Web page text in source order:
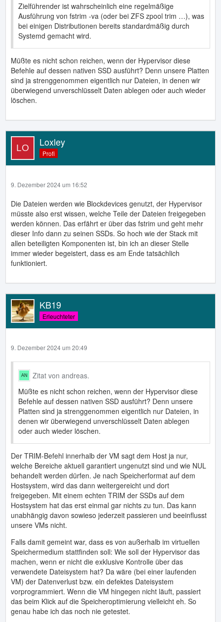
Zielführender ist wahrscheinlich eine regelmäßige
Ausführung von fstrim -va (oder bei ZFS zpool trim …), was
bei einigen Distributionen bereits standardmäßig durch
Systemd gemacht wird.
Müßte es nicht schon reichen, wenn der Hypervisor diese
Befehle auf dessen nativen SSD ausführt? Denn unsere Platten
sind ja strenggenommen eigentlich nur Dateien, in denen wir
überwiegend unverschlüsselt Daten ablegen oder auch wieder
löschen.
Loxley
Profi
9. Dezember 2024 um 16:52
Die Dateien werden wie Blockdevices genutzt, der Hypervisor
müsste also erst wissen, welche Teile der Dateien freigegeben
werden können. Das erfährt er über das fstrim und geht mehr
dieser Info dann zu seinen SSDs. So hoch wie der Stack mit
allen beteiligten Komponenten ist, bin ich an dieser Stelle
immer wieder begeistert, dass es am Ende tatsächlich
funktioniert.
KB19
Erleuchteter
9. Dezember 2024 um 20:49
Zitat von andreas.
Müßte es nicht schon reichen, wenn der Hypervisor diese
Befehle auf dessen nativen SSD ausführt? Denn unsere
Platten sind ja strenggenommen eigentlich nur Dateien, in
denen wir überwiegend unverschlüsselt Daten ablegen
oder auch wieder löschen.
Der TRIM-Befehl innerhalb der VM sagt dem Host ja nur,
welche Bereiche aktuell garantiert ungenutzt sind und wie NUL
behandelt werden dürfen. Je nach Speicherformat auf dem
Hostsystem, wird das dann weitergereicht und dort
freigegeben. Mit einem echten TRIM der SSDs auf dem
Hostsystem hat das erst einmal gar nichts zu tun. Das kann
unabhängig davon sowieso jederzeit passieren und beeinflusst
unsere VMs nicht.
Falls damit gemeint war, dass es von außerhalb im virtuellen
Speichermedium stattfinden soll: Wie soll der Hypervisor das
machen, wenn er nicht die exklusive Kontrolle über das
verwendete Dateisystem hat? Da wäre (bei einer laufenden
VM) der Datenverlust bzw. ein defektes Dateisystem
vorprogrammiert. Wenn die VM hingegen nicht läuft, passiert
das beim Klick auf die Speicheroptimierung vielleicht eh. So
genau habe ich das noch nie getestet.